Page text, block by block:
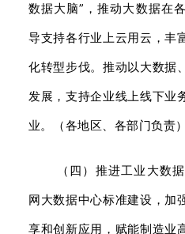
数据大脑”，推动大数据在
导支持各行业上云用云，丰
化转型步伐。推动以大数据
发展，支持企业线上线下业
业。（各地区、各部门负责）
（四）推进工业大数
网大数据中心标准建设，加
享和创新应用，赋能制造业